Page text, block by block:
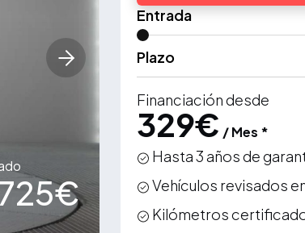
Entrada
Plazo
Financiación desde
329€ / Mes *
Hasta 3 años de
Vehículos revisados
Kilómetros